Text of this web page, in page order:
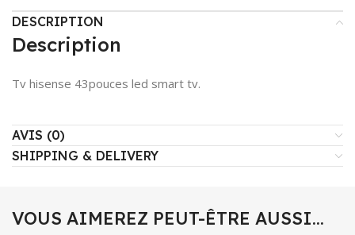
DESCRIPTION
Description
Tv hisense 43pouces led smart tv.
AVIS (0)
SHIPPING & DELIVERY
VOUS AIMEREZ PEUT-ÊTRE AUSSI…